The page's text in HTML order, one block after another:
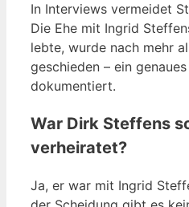
In Interviews vermeidet
Die Ehe mit Ingrid
lebte, wurde nach mehr
geschieden – ein
dokumentiert.
War Dirk Steffens
verheiratet?
Ja, er war mit Ingrid